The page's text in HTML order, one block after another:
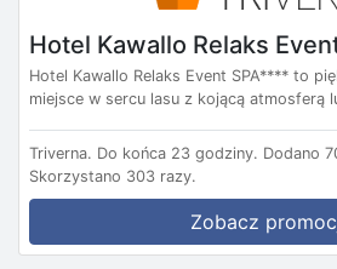
Hotel Kawallo Relaks
Hotel Kawallo Relaks Event SPA**** to
miejsce w sercu lasu z kojącą atmosferą
Triverna. Do końca 23 godziny. Dodano
Skorzystano 303 razy.
Zobacz